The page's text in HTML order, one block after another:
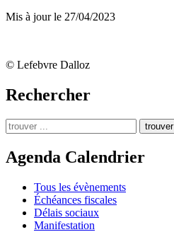
Mis à jour le 27/04/2023
© Lefebvre Dalloz
Rechercher
trouver
Agenda Calendrier
Tous les évènements
Échéances fiscales
Délais sociaux
Manifestation